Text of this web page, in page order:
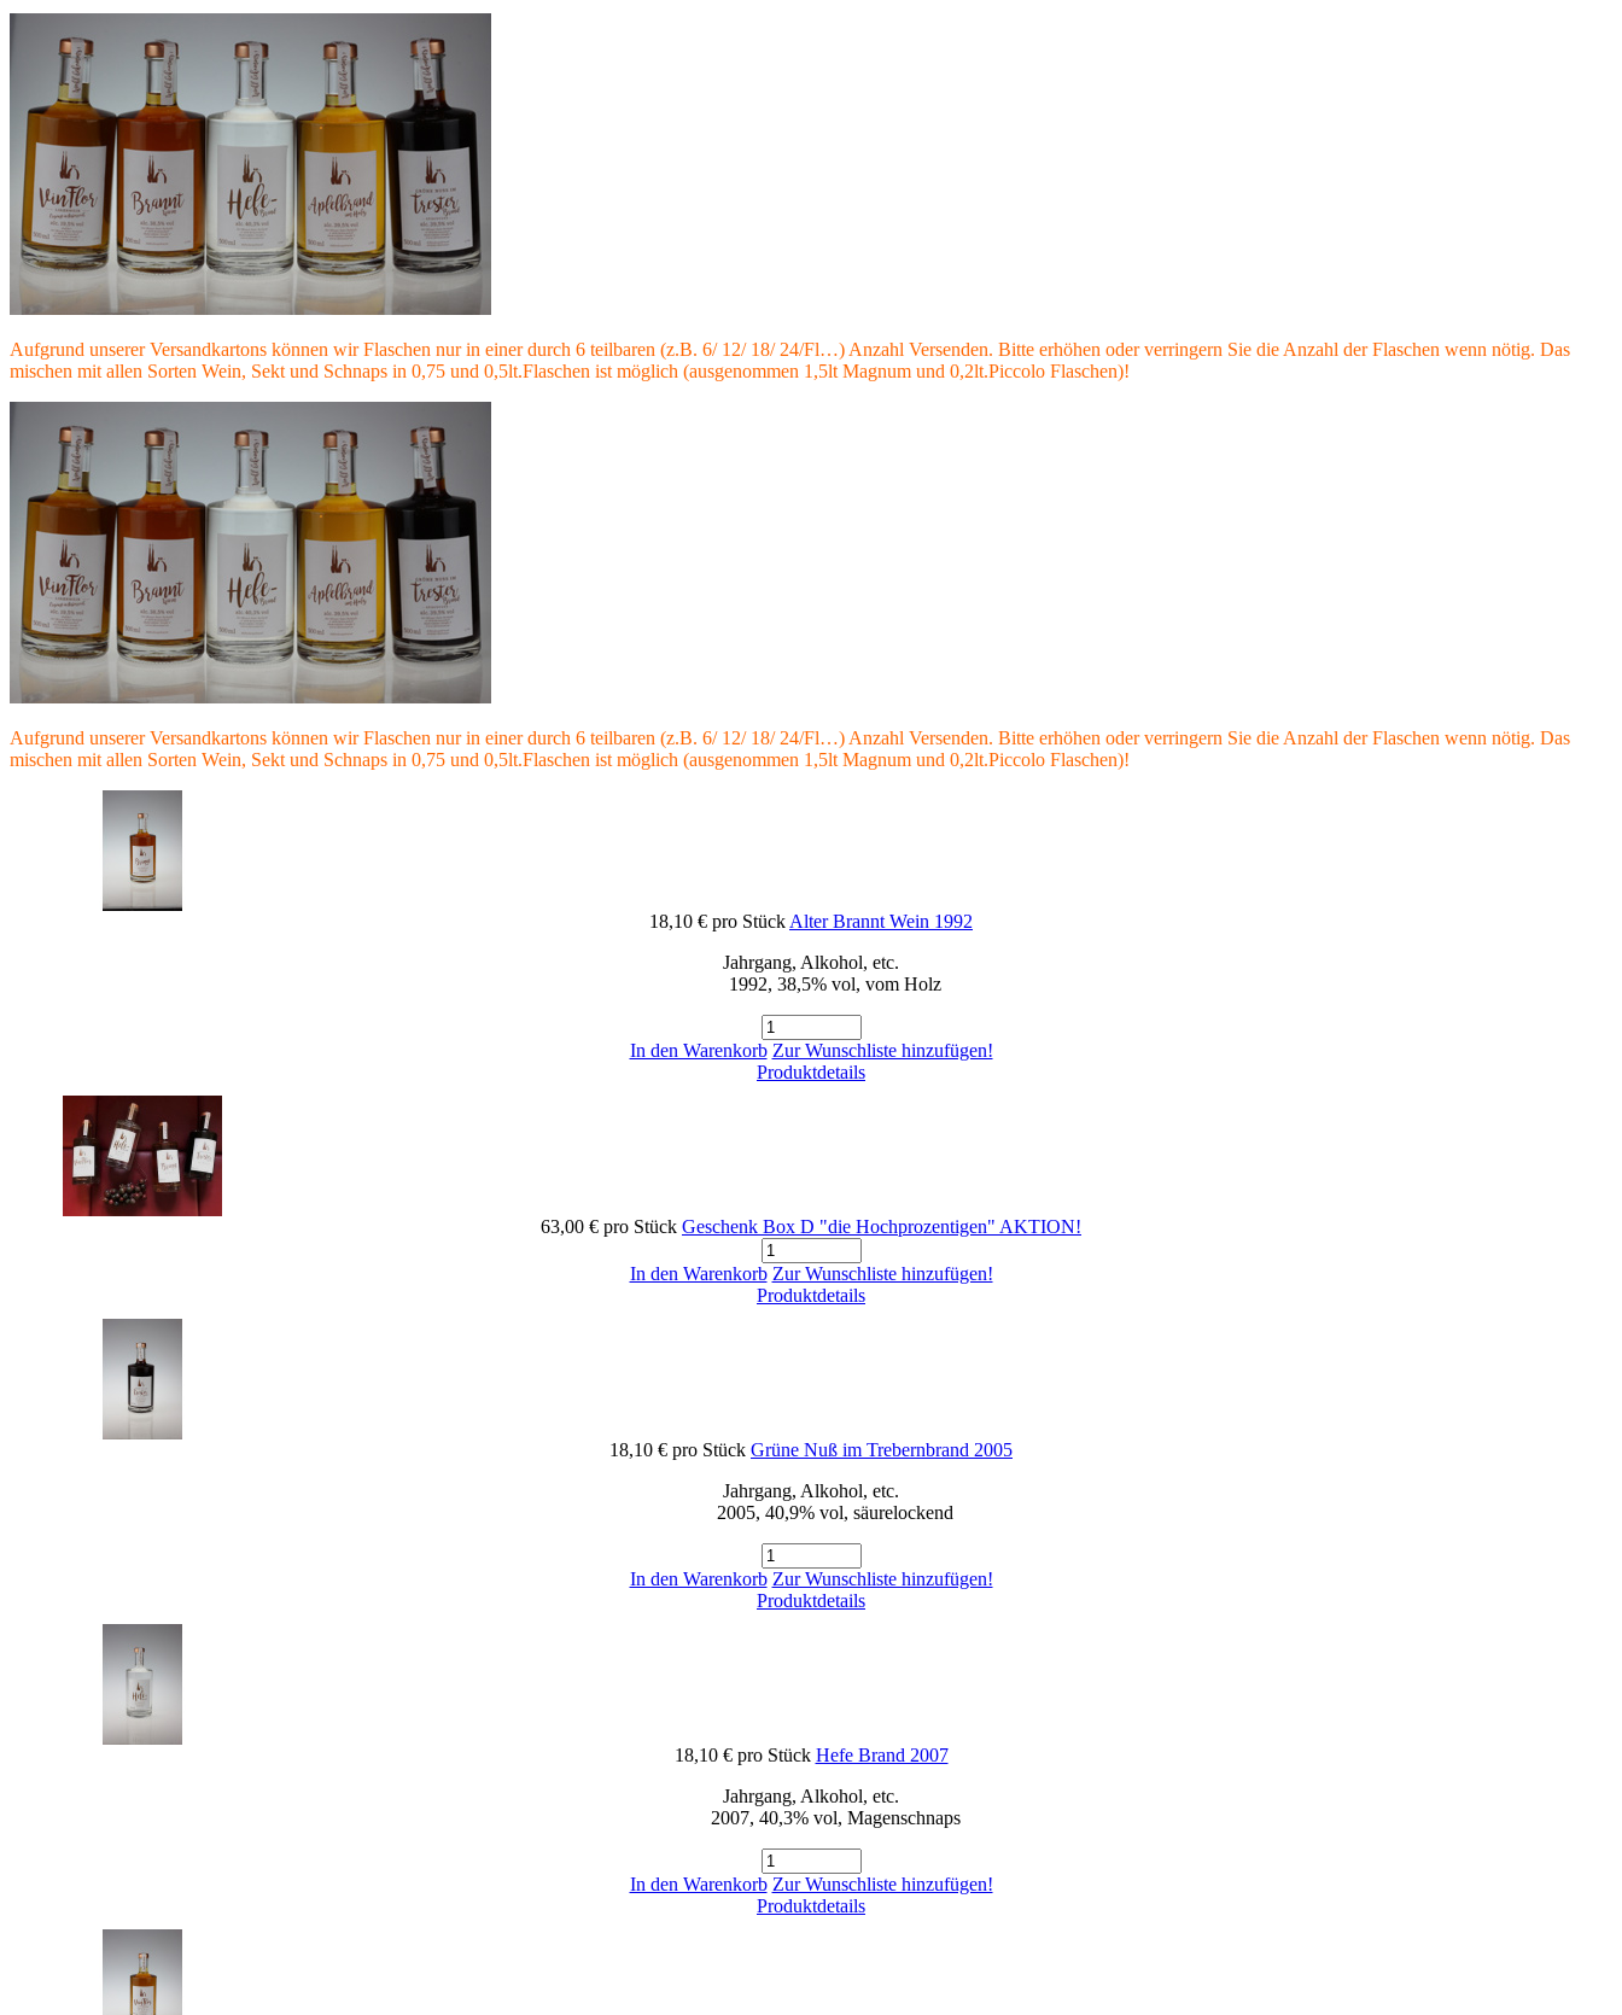
Aufgrund unserer Versandkartons können wir Flaschen nur in einer durch 6 teilbaren (z.B. 6/ 12/ 18/ 24/Fl…) Anzahl Versenden. Bitte erhöhen oder verringern Sie die Anzahl der Flaschen wenn nötig. Das
mischen mit allen Sorten Wein, Sekt und Schnaps in 0,75 und 0,5lt.Flaschen ist möglich (ausgenommen 1,5lt Magnum und 0,2lt.Piccolo Flaschen)!
Aufgrund unserer Versandkartons können wir Flaschen nur in einer durch 6 teilbaren (z.B. 6/ 12/ 18/ 24/Fl…) Anzahl Versenden. Bitte erhöhen oder verringern Sie die Anzahl der Flaschen wenn nötig. Das
mischen mit allen Sorten Wein, Sekt und Schnaps in 0,75 und 0,5lt.Flaschen ist möglich (ausgenommen 1,5lt Magnum und 0,2lt.Piccolo Flaschen)!
18,10 € pro Stück Alter Brannt Wein 1992
Jahrgang, Alkohol, etc.
1992, 38,5% vol, vom Holz
In den Warenkorb Zur Wunschliste hinzufügen!
Produktdetails
63,00 € pro Stück Geschenk Box D "die Hochprozentigen" AKTION!
In den Warenkorb Zur Wunschliste hinzufügen!
Produktdetails
18,10 € pro Stück Grüne Nuß im Trebernbrand 2005
Jahrgang, Alkohol, etc.
2005, 40,9% vol, säurelockend
In den Warenkorb Zur Wunschliste hinzufügen!
Produktdetails
18,10 € pro Stück Hefe Brand 2007
Jahrgang, Alkohol, etc.
2007, 40,3% vol, Magenschnaps
In den Warenkorb Zur Wunschliste hinzufügen!
Produktdetails